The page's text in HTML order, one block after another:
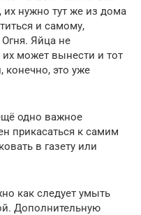
нужно тут же из дома
и самому,
Яйца не
может вынести и тот
конечно, это уже
одно важное
прикасаться к самим
в газету или
как следует умыть
Дополнительную